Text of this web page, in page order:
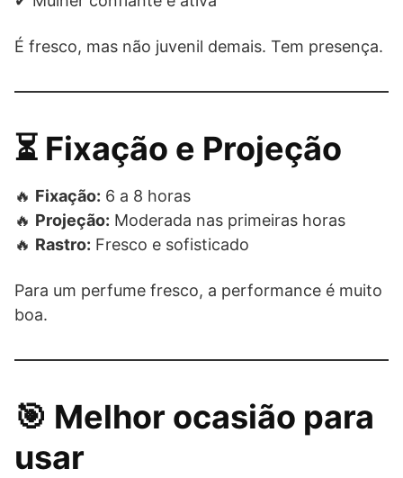
É fresco, mas não juvenil demais. Tem presença.
⏳ Fixação e Projeção
🔥 Fixação: 6 a 8 horas
🔥 Projeção: Moderada nas primeiras horas
🔥 Rastro: Fresco e sofisticado
Para um perfume fresco, a performance é muito
boa.
🎯 Melhor ocasião para
usar